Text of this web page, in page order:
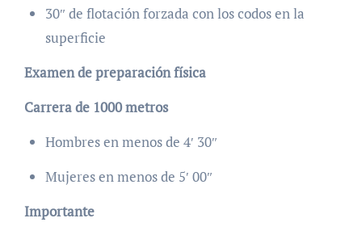
30″ de flotación forzada con los codos en la
superficie
Examen de preparación física
Carrera de 1000 metros
Hombres en menos de 4′ 30″
Mujeres en menos de 5′ 00″
Importante